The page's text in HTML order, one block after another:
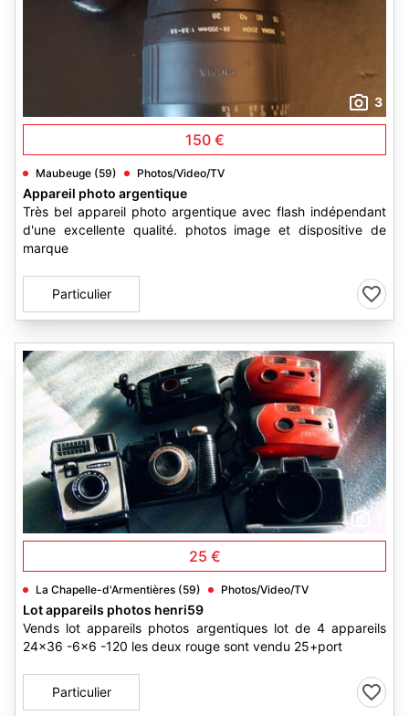
3
150 €
Maubeuge (59) Photos/Video/TV
Appareil photo argentique
Très bel appareil photo argentique avec flash indépendant
d'une excellente qualité. photos image et dispositive de
marque
Particulier
25 €
La Chapelle-d'Armentières (59) Photos/Video/TV
Lot appareils photos henri59
Vends lot appareils photos argentiques lot de 4 appareils
24x36 -6x6 -120 les deux rouge sont vendu 25+port
Particulier